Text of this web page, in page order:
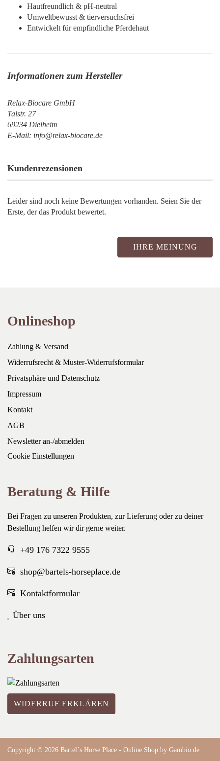
Hautfreundlich & pH-neutral
Umweltbewusst & tierversuchsfrei
Entwickelt für empfindliche Pferdehaut
Relax-Biocare GmbH
Talstr. 27
69234 Dielheim
E-Mail: info@relax-biocare.de
Kundenrezensionen
Leider sind noch keine Bewertungen vorhanden. Seien Sie der
Erste, der das Produkt bewertet.
IHRE MEINUNG
Onlineshop
Zahlung & Versand
Widerrufsrecht & Muster-Widerrufsformular
Privatsphäre und Datenschutz
Impressum
Kontakt
AGB
Newsletter an-/abmelden
Cookie Einstellungen
Beratung & Hilfe
Bei Fragen zu unseren Produkten, zur Lieferung oder zu deiner
Bestellung helfen wir dir gerne weiter.
+49 176 7322 9555
shop@bartels-horseplace.de
Kontaktformular
Über uns
Zahlungsarten
WIDERRUF ERKLÄREN
Copyright © 2026 Bartel´s Horse Place - Online Shop by Gambio.de